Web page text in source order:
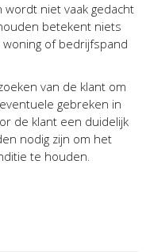
niet vaak gedacht
betekent niets
of bedrijfspand
van de klant om
gebreken in
de klant een duidelijk
nodig zijn om het
te houden.